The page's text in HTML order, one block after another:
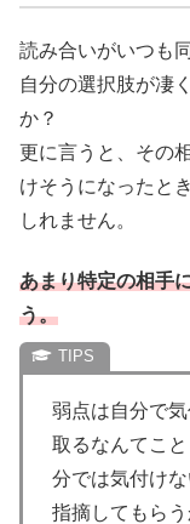
読み合いがいつも
自分の選択肢が凄
か？
更に言うと、その
けそうになったと
しれません。
あまり特定の相手
う。
弱点は自分で
取るなんてこ
分では気付け
指摘してもら